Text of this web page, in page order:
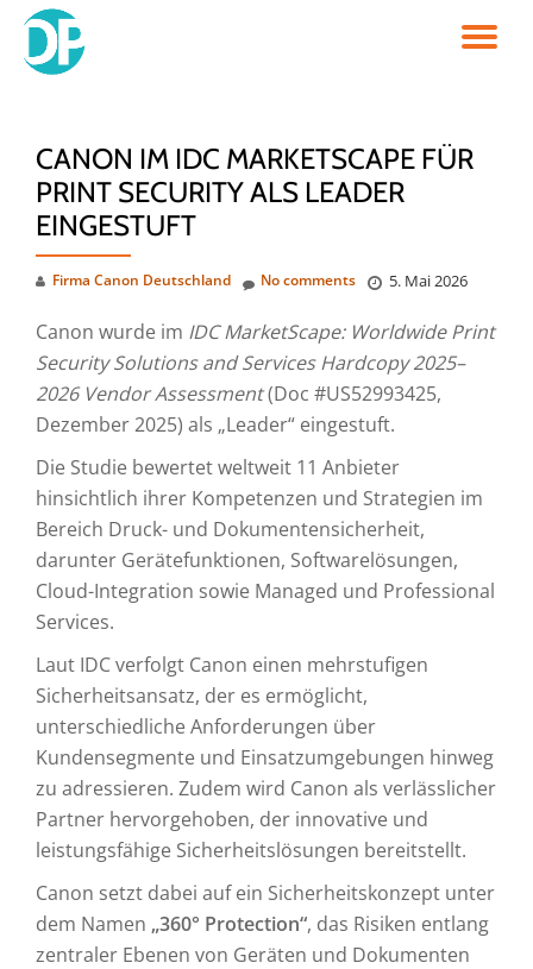
Skip
CANON IM IDC MARKETSCAPE FÜR
PRINT SECURITY ALS LEADER
EINGESTUFT
Firma Canon Deutschland 5. Mai 2026
No comments
Canon wurde im IDC MarketScape: Worldwide Print
Security Solutions and Services Hardcopy 2025–
2026 Vendor Assessment(Doc #US52993425,
Dezember 2025) als „Leader“ eingestuft.
Die Studie bewertet weltweit 11 Anbieter
hinsichtlich ihrer Kompetenzen und Strategien im
Bereich Druck- und Dokumentensicherheit,
darunter Gerätefunktionen, Softwarelösungen,
Cloud-Integration sowie Managed und Professional
Services.
Laut IDC verfolgt Canon einen mehrstufigen
Sicherheitsansatz, der es ermöglicht,
unterschiedliche Anforderungen über
Kundensegmente und Einsatzumgebungen hinweg
zu adressieren. Zudem wird Canon als verlässlicher
Partner hervorgehoben, der innovative und
leistungsfähige Sicherheitslösungen bereitstellt.
Canon setzt dabei auf ein Sicherheitskonzept unter
dem Namen „360° Protection“, das Risiken entlang
zentraler Ebenen von Geräten und Dokumenten